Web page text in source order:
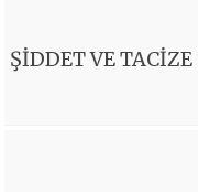
ŞİDDET VE